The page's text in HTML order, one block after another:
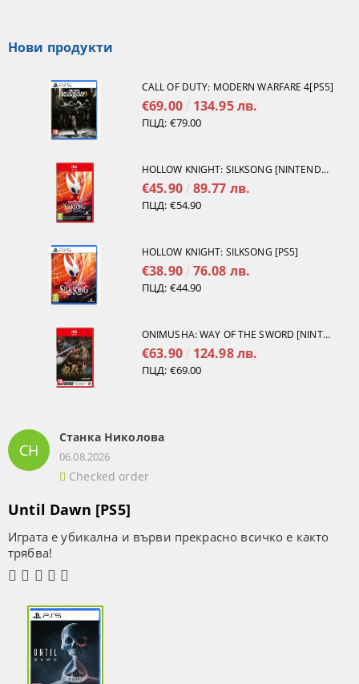
Нови продукти
CALL OF DUTY: MODERN WARFARE 4[PS5]
€69.00 134.95 лв.
ПЦД: €79.00
HOLLOW KNIGHT: SILKSONG [NINTENDO SWITCH 2]
€45.90 89.77 лв.
ПЦД: €54.90
HOLLOW KNIGHT: SILKSONG [PS5]
€38.90 76.08 лв.
ПЦД: €44.90
ONIMUSHA: WAY OF THE SWORD [NINTENDO SWITCH 2]
€63.90 124.98 лв.
ПЦД: €69.00
СН
Станка Николова
06.08.2026
Checked order
Until Dawn [PS5]
Играта е убикална и върви прекрасно всичко е както
трябва!